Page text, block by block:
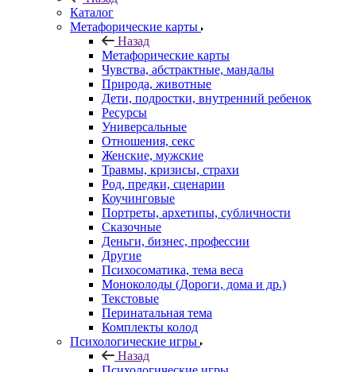
Каталог
Mетафорические карты
Назад
Mетафорические карты
Чувства, абстрактные, мандалы
Природа, животные
Дети, подростки, внутренний ребенок
Ресурсы
Универсальные
Отношения, секс
Женские, мужские
Травмы, кризисы, страхи
Род, предки, сценарии
Коучинговые
Портреты, архетипы, субличности
Сказочные
Деньги, бизнес, профессии
Другие
Психосоматика, тема веса
Моноколоды (Дороги, дома и др.)
Текстовые
Перинатальная тема
Комплекты колод
Психологические игры
Назад